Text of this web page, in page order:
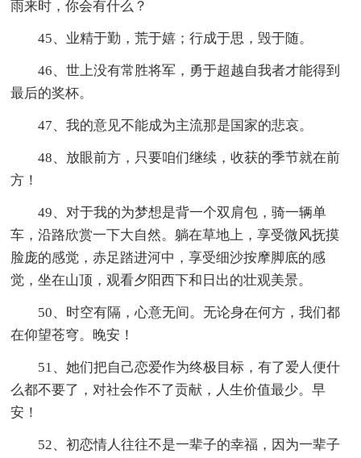
雨来时，你会有什么？
45、业精于勤，荒于嬉；行成于思，毁于随。
46、世上没有常胜将军，勇于超越自我者才能得到
最后的奖杯。
47、我的意见不能成为主流那是国家的悲哀。
48、放眼前方，只要咱们继续，收获的季节就在前
方！
49、对于我的为梦想是背一个双肩包，骑一辆单
车，沿路欣赏一下大自然。躺在草地上，享受微风抚摸
脸庞的感觉，赤足踏进河中，享受细沙按摩脚底的感
觉，坐在山顶，观看夕阳西下和日出的壮观美景。
50、时空有隔，心意无间。无论身在何方，我们都
在仰望苍穹。晚安！
51、她们把自己恋爱作为终极目标，有了爱人便什
么都不要了，对社会作不了贡献，人生价值最少。早
安！
52、初恋情人往往不是一辈子的幸福，因为一辈子